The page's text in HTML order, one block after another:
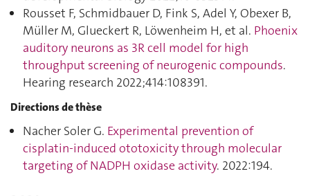
Rousset F, Schmidbauer D, Fink S, Adel Y, Obexer B,
Müller M, Glueckert R, Löwenheim H, et al. Phoenix
auditory neurons as 3R cell model for high
throughput screening of neurogenic compounds.
Hearing research 2022;414:108391.
Directions de thèse
Nacher Soler G. Experimental prevention of
cisplatin-induced ototoxicity through molecular
targeting of NADPH oxidase activity. 2022:194.